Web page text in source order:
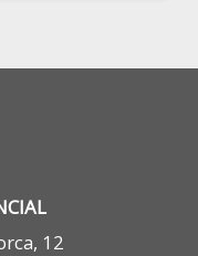
12